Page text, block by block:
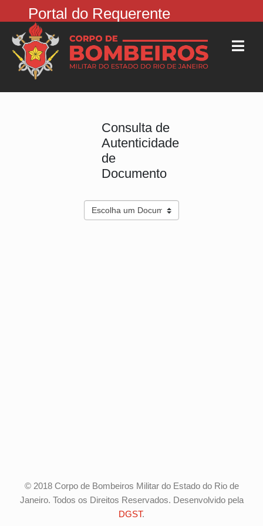
Portal do Requerente
Consulta de
Autenticidade
de
Documento
© 2018 Corpo de Bombeiros Militar do Estado do Rio de
Janeiro. Todos os Direitos Reservados. Desenvolvido pela
DGST.